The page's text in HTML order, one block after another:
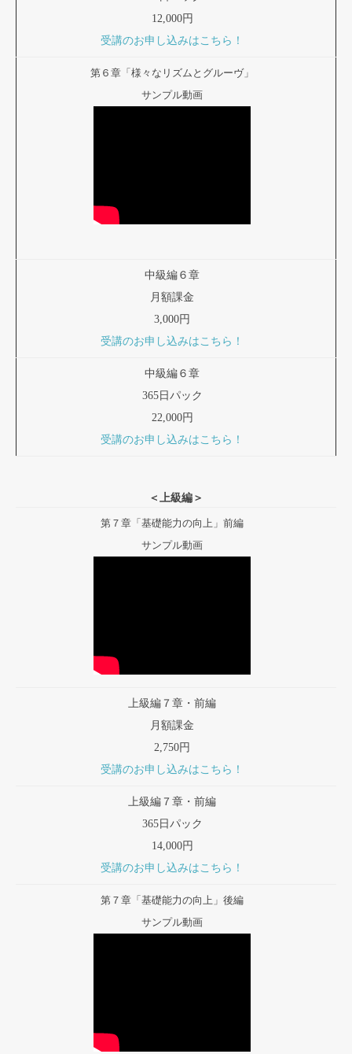
12,000円
受講のお申し込みはこちら！
第６章「様々なリズムとグルーヴ」
サンプル動画
中級編６章
月額課金
3,000円
受講のお申し込みはこちら！
中級編６章
365日パック
22,000円
受講のお申し込みはこちら！
＜上級編＞
第７章「基礎能力の向上」前編
サンプル動画
上級編７章・前編
月額課金
2,750円
受講のお申し込みはこちら！
上級編７章・前編
365日パック
14,000円
受講のお申し込みはこちら！
第７章「基礎能力の向上」後編
サンプル動画